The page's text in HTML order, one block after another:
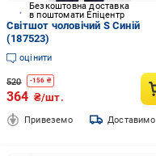
Безкоштовна доставка
в поштомати Епіцентр
Світшот чоловічий S Синій
(187523)
оцінити
520 -156 ₴
364 ₴/шт.
Привеземо Доставимо